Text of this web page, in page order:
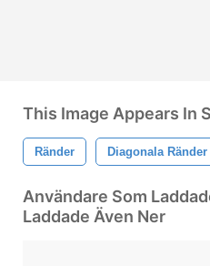
This Image Appears In
Ränder Diagonala Ränder
Användare Som
Laddade Även Ner